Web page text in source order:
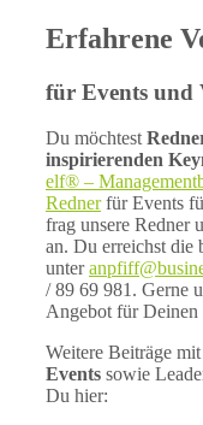
Erfahrene
für Events und
Du möchtest
inspirierenden
elf® –
Rednerfür Events
frag unsere Redner
an. Du erreichst die
unter
/ 89 69 981. Gerne
Angebot für Deinen
Weitere Beiträge
Events sowie
Du hier: